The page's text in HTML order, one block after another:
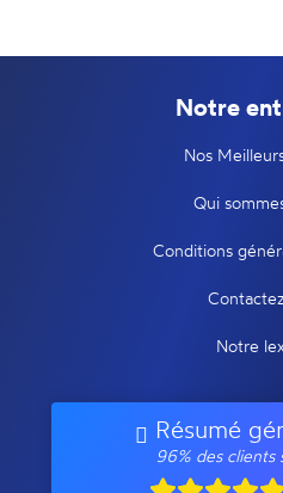
Notre
Nos
Qui
Conditions
Notre
Résumé
96% des clients